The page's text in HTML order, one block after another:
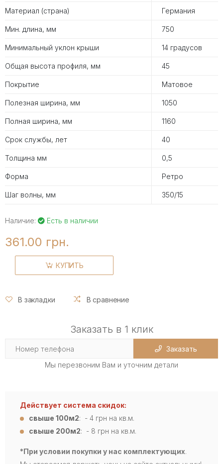
Материал (страна) Германия
Мин. длина, мм 750
Минимальный уклон крыши 14 градусов
Общая высота профиля, мм 45
Покрытие Матовое
Полезная ширина, мм 1050
Полная ширина, мм 1160
Срок службы, лет 40
Толщина мм 0,5
Форма Ретро
Шаг волны, мм 350/15
Наличие: Есть в наличии
361.00 грн.
КУПИТЬ
В закладки В сравнение
Заказать в 1 клик
Заказать
Мы перезвоним Вам и уточним детали
Действует система скидок:
свыше 100м2: - 4 грн на кв.м.
свыше 200м2: - 8 грн на кв.м.
*При условии покупки у нас комплектующих.